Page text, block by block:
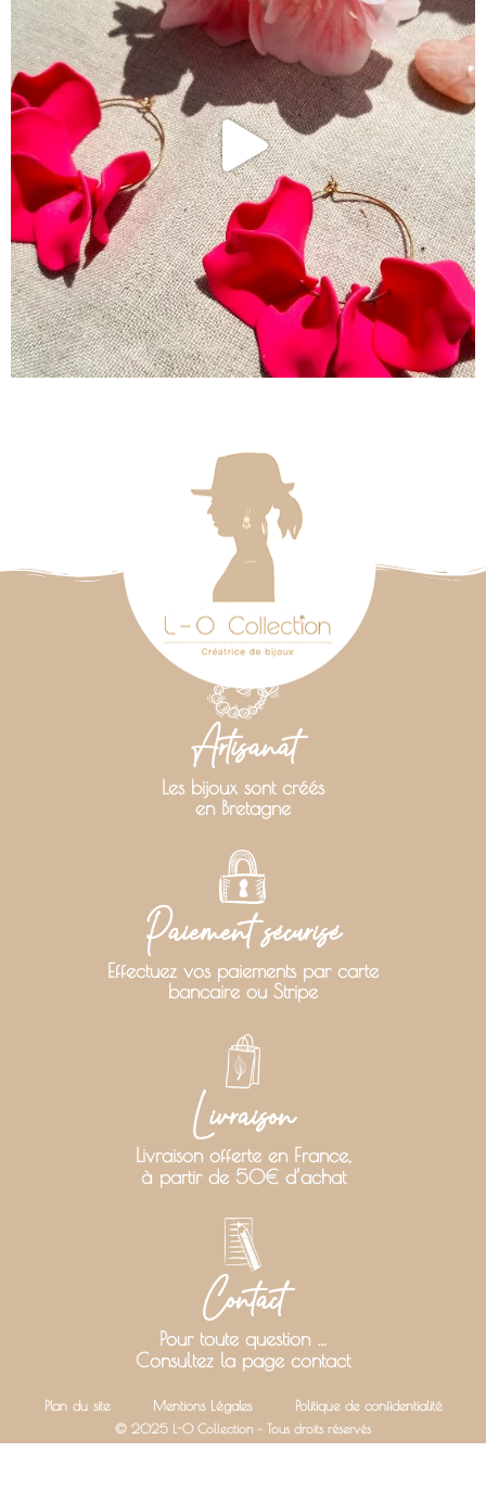
Artisanat
Les bijoux sont créés
en Bretagne
Paiement sécurisé
Effectuez vos paiements par carte
bancaire ou Stripe
Livraison
Livraison offerte en France,
à partir de 50€ d’achat
Contact
Pour toute question …
Consultez la page contact
Plan du site Mentions Légales Politique de confidentialité
© 2025 L-O Collection – Tous droits réservés